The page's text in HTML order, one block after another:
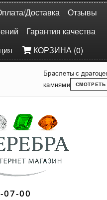
Доставка
Отзывы
Гарантия качества
КОРЗИНА (0)
Браслеты с
камнями
СМОТРЕТЬ
07-00